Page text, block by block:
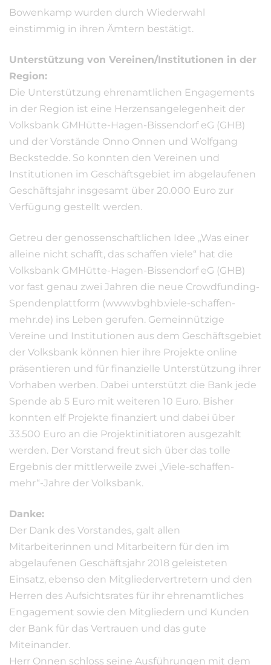
Bowenkamp wurden durch Wiederwahl
einstimmig in ihren Ämtern bestätigt.
Unterstützung von Vereinen/Institutionen in der
Region:
Die Unterstützung ehrenamtlichen Engagements
in der Region ist eine Herzensangelegenheit der
Volksbank GMHütte-Hagen-Bissendorf eG (GHB)
und der Vorstände Onno Onnen und Wolfgang
Beckstedde. So konnten den Vereinen und
Institutionen im Geschäftsgebiet im abgelaufenen
Geschäftsjahr insgesamt über 20.000 Euro zur
Verfügung gestellt werden.
Getreu der genossenschaftlichen Idee „Was einer
alleine nicht schafft, das schaffen viele“ hat die
Volksbank GMHütte-Hagen-Bissendorf eG (GHB)
vor fast genau zwei Jahren die neue Crowdfunding-
Spendenplattform (www.vbghb.viele-schaffen-
mehr.de) ins Leben gerufen. Gemeinnützige
Vereine und Institutionen aus dem Geschäftsgebiet
der Volksbank können hier ihre Projekte online
präsentieren und für finanzielle Unterstützung ihrer
Vorhaben werben. Dabei unterstützt die Bank jede
Spende ab 5 Euro mit weiteren 10 Euro. Bisher
konnten elf Projekte finanziert und dabei über
33.500 Euro an die Projektinitiatoren ausgezahlt
werden. Der Vorstand freut sich über das tolle
Ergebnis der mittlerweile zwei „Viele-schaffen-
mehr“-Jahre der Volksbank.
Danke:
Der Dank des Vorstandes, galt allen
Mitarbeiterinnen und Mitarbeitern für den im
abgelaufenen Geschäftsjahr 2018 geleisteten
Einsatz, ebenso den Mitgliedervertretern und den
Herren des Aufsichtsrates für ihr ehrenamtliches
Engagement sowie den Mitgliedern und Kunden
der Bank für das Vertrauen und das gute
Miteinander.
Herr Onnen schloss seine Ausführungen mit dem